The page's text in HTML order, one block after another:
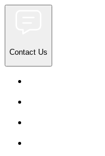
Contact Us